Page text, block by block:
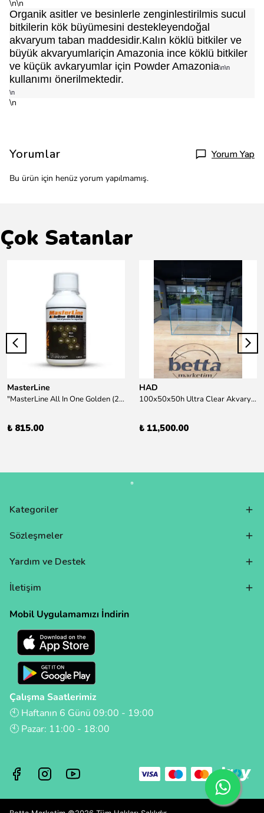
\n\n
Organik asitler ve besinlerle zenginlestirilmis sucul
bitkilerin kök büyümesini destekleyendoğal
akvaryum taban maddesidir.Kalın köklü bitkiler ve
büyük akvaryumlariçin Amazonia ince köklü bitkiler
ve küçük avkaryumlar için Powder Amazonia\n\n
kullanımı önerilmektedir.
\n
\n
Yorumlar Yorum Yap
Bu ürün için henüz yorum yapılmamış.
Çok Satanlar
MasterLine
"MasterLine All In One Golden (200 ml) Daha yüksek zorluk derecesine sahip bitkiler için Özel formül Tam Besin "
₺ 815.00
HAD
100x50x50h Ultra Clear Akvaryum 10mm 90derece Birleşim /Sadece Otobüs Kargosu ile Gönderim Yapılır !
₺ 11,500.00
Kategoriler
Sözleşmeler
Yardım ve Destek
İletişim
Mobil Uygulamamızı İndirin
Çalışma Saatlerimiz
🕙 Haftanın 6 Günü 09:00 - 19:00
🕙 Pazar: 11:00 - 18:00